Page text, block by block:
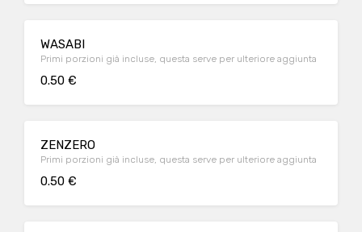
WASABI
Primi porzioni già incluse, questa serve per ulteriore aggiunta
0.50 €
ZENZERO
Primi porzioni già incluse, questa serve per ulteriore aggiunta
0.50 €